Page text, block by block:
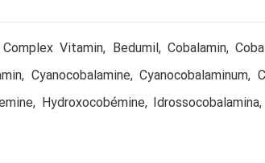
Complex Vitamin, Bedumil, Cobalamin,
Cyanocobalamine,
Hydroxocobémine,